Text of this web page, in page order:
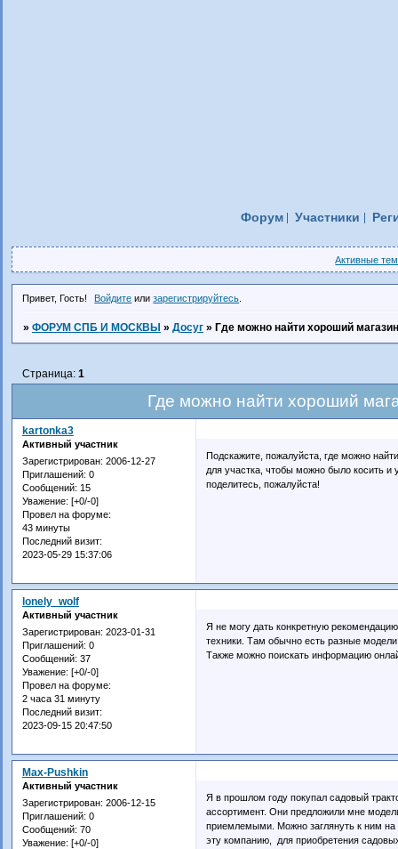
Форум Участники
Активные
Привет, Гость! Войдите илизарегистрируйтесь
» ФОРУМ СПБ И МОСКВЫ » Досуг » Где можно найти хороший
Где можно найти хороший
Страница: 1
kartonka3
Активный участник
Зарегистрирован: 2006-12-27
Приглашений: 0
Сообщений: 15
Уважение: [+0/-0]
Провел на форуме:
43 минуты
Последний визит:
2023-05-29 15:37:06
Подскажите, пожалуйста, где можно
для участка, чтобы можно было косить и
поделитесь, пожалуйста!
lonely_wolf
Активный участник
Зарегистрирован: 2023-01-31
Приглашений: 0
Сообщений: 37
Уважение: [+0/-0]
Провел на форуме:
2 часа 31 минуту
Последний визит:
2023-09-15 20:47:50
Я не могу дать конкретную
техники. Там обычно есть разные
Также можно поискать информацию
Max-Pushkin
Активный участник
Зарегистрирован: 2006-12-15
Приглашений: 0
Сообщений: 70
Уважение: [+0/-0]
Я в прошлом году покупал садовый
ассортимент. Они предложили мне
приемлемыми. Можно заглянуть к ним на
эту компанию, для приобретения